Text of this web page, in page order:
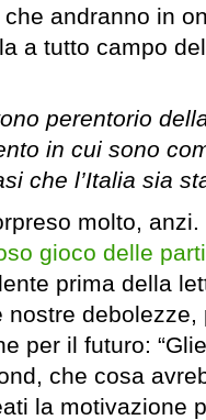
che andranno in
a tutto campo
perentorio
in cui sono
che l’Italia sia
molto,
gioco delle parti
prima della
debolezze,
per il futuro:
che cosa
la motivazione